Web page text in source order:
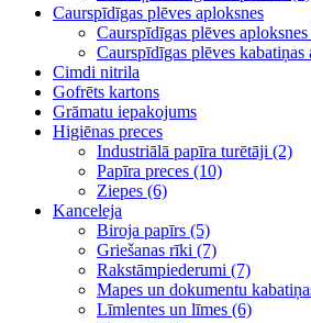
Caurspīdīgas plēves aploksnes
Caurspīdīgas plēves
Caurspīdīgas plēves
Cimdi nitrila
Gofrēts kartons
Grāmatu iepakojums
Higiēnas preces
Industriālā papīra turētāji (2)
Papīra preces (10)
Ziepes (6)
Kanceleja
Biroja papīrs (5)
Griešanas rīki (7)
Rakstāmpiederumi (7)
Mapes un dokumentu
Līmlentes un līmes (6)